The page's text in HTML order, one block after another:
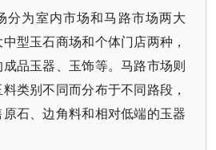
分为室内市场和马路市场两大
型玉石商场和个体门店两种，
品玉器、玉饰等。马路市场则
类别不同而分布于不同路段，
石、边角料和相对低端的玉器